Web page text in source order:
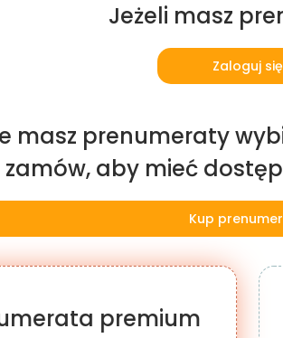
Jeżeli masz
Zaloguj się
masz prenumeraty
aby mieć
Kup
premium